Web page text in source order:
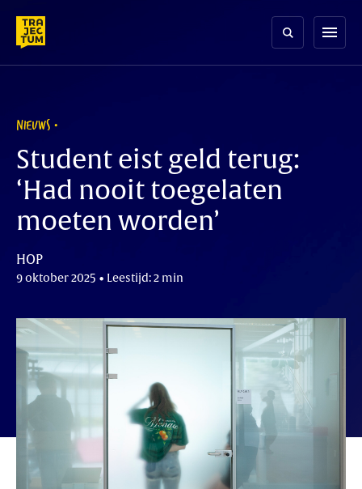
content
menu
NIEUWS
Student eist geld terug:
‘Had nooit toegelaten
moeten worden’
HOP
9 oktober 2025 • Leestijd: 2 min